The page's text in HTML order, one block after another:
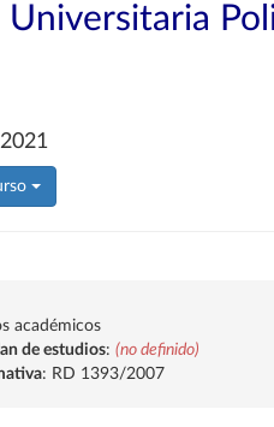
Universitaria
académicos
de estudios: (no definido)
: RD 1393/2007